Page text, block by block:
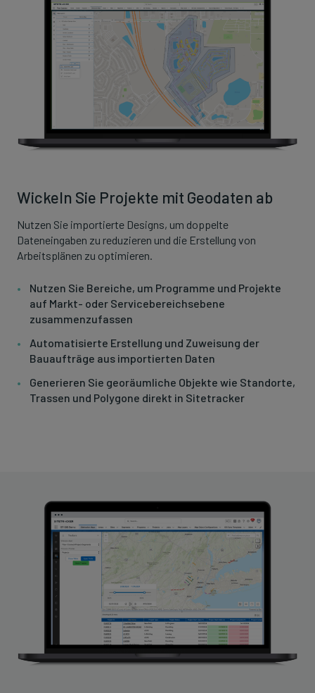
Wickeln Sie Projekte mit Geodaten ab
Nutzen Sie importierte Designs, um doppelte
Dateneingaben zu reduzieren und die Erstellung von
Arbeitsplänen zu optimieren.
Nutzen Sie Bereiche, um Programme und Projekte
auf Markt- oder Servicebereichsebene
zusammenzufassen
Automatisierte Erstellung und Zuweisung der
Bauaufträge aus importierten Daten
Generieren Sie georäumliche Objekte wie Standorte,
Trassen und Polygone direkt in Sitetracker